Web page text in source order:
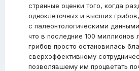
странные оценки того, когда
одноклеточных и высших
с палеонтологическими
что в последние 100 миллионов
грибов просто остановилась
сверхэффективному
позволявшему им процветать